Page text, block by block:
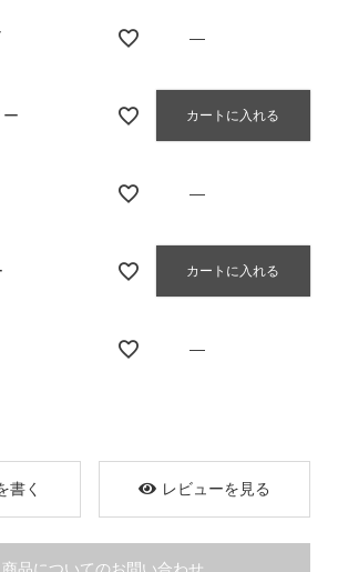
ース
—
カートに入れる
—
カートに入れる
—
書く レビューを見る